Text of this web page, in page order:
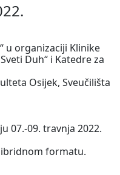
u organizaciji Klinike
Duh“ i Katedre za
Osijek, Sveučilišta
07.-09. travnja 2022.
formatu.